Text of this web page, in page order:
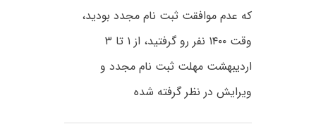
که عدم موافقت ثبت نام مجدد بودید،
وقت ۱۴۰۰ نفر رو گرفتید، از ۱ تا ۳
اردیبهشت مهلت ثبت نام مجدد و
ویرایش در نظر گرفته شده